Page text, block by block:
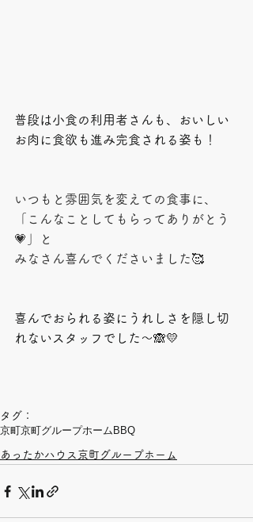
普段は小食の利用者さんも、おいしい
お肉に食欲も進み完食される姿も！
いつもと雰囲気を変えての食事に、
「こんなことしてもらってありがとう
💗」と
みなさん喜んでくださいました🥰
喜んでおられる姿にうれしさを隠し切
れないスタッフでした～🙈💛
タグ：
京町京町グループホーム BBQ
あったかハウス京町グループホーム